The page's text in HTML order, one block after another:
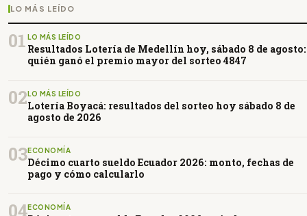
LO MÁS LEÍDO
01 LO MÁS LEÍDO
Resultados Lotería de Medellín hoy, sábado 8 de agosto:
quién ganó el premio mayor del sorteo 4847
02 LO MÁS LEÍDO
Lotería Boyacá: resultados del sorteo hoy sábado 8 de
agosto de 2026
03ECONOMÍA
Décimo cuarto sueldo Ecuador 2026: monto, fechas de
pago y cómo calcularlo
04ECONOMÍA